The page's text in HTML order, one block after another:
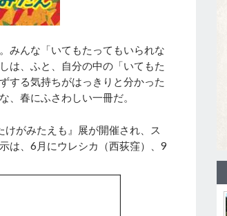
みんな「いてもたってもいられな
は、ふと、自分の中の「いてもた
する気持ちがはっきりと分かった
、春にふさわしい一冊だ。
がみたえも』展が開催され、ス
は、6月にウレシカ（西荻窪）、9